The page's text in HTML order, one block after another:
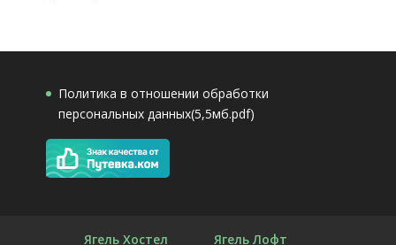
Политика в отношении обработки
персональных данных(5,5мб.pdf)
Ягель Хостел Ягель Лофт